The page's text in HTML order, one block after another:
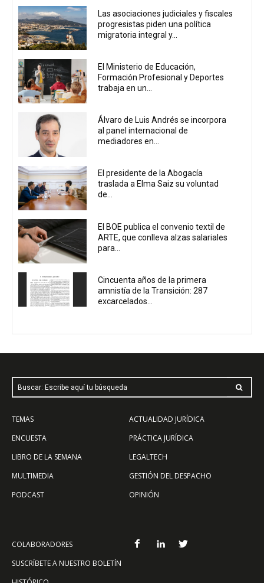
Las asociaciones judiciales y fiscales
progresistas piden una política
migratoria integral y...
El Ministerio de Educación,
Formación Profesional y Deportes
trabaja en un...
Álvaro de Luis Andrés se incorpora
al panel internacional de
mediadores en...
El presidente de la Abogacía
traslada a Elma Saiz su voluntad
de...
El BOE publica el convenio textil de
ARTE, que conlleva alzas salariales
para...
Cincuenta años de la primera
amnistía de la Transición: 287
excarcelados...
Buscar: Escribe aquí tu búsqueda
TEMAS
ENCUESTA
LIBRO DE LA SEMANA
MULTIMEDIA
PODCAST
ACTUALIDAD JURÍDICA
PRÁCTICA JURÍDICA
LEGALTECH
GESTIÓN DEL DESPACHO
OPINIÓN
COLABORADORES
SUSCRÍBETE A NUESTRO BOLETÍN